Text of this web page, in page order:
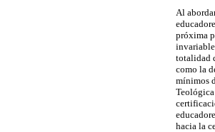
Al
próxima
totalidad
como la
mínimos
hacia la